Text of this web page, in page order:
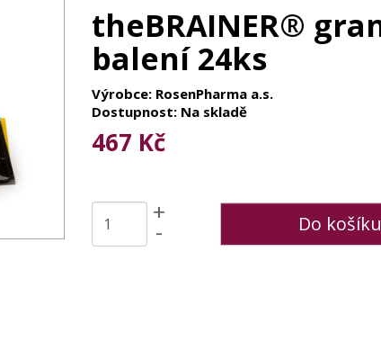
theBRAINER®
balení 24ks
Výrobce: RosenPharma a.s.
Dostupnost: Na skladě
467 Kč
+
- Do košíku